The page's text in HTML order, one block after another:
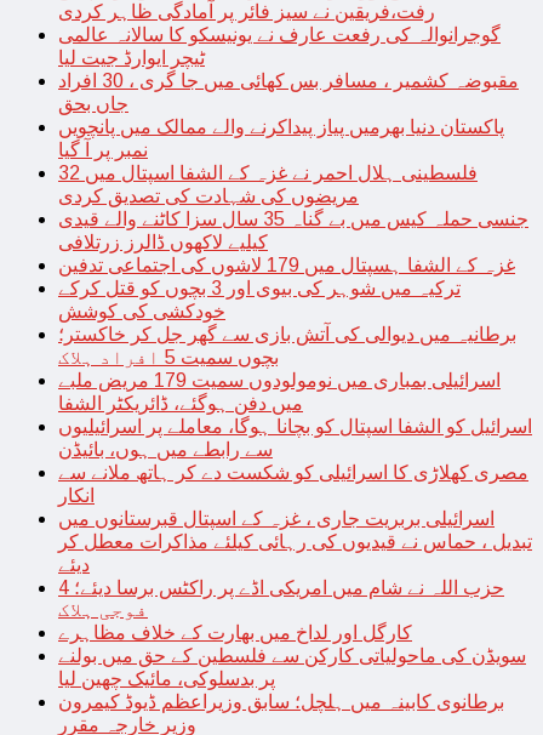
رفت،فریقین نے سیز فائر پر آمادگی ظاہر کردی
گوجرانوالہ کی رفعت عارف نے یونیسکو کا سالانہ عالمی
ٹیچر ایوارڈ جیت لیا
مقبوضہ کشمیر ، مسافر بس کھائی میں جا گری ، 30 افراد
جاں بحق
پاکستان دنیا بھرمیں پیاز پیداکرنے والے ممالک میں پانچویں
نمبر پر آ گیا
فلسطینی ہلال احمر نے غزہ کے الشفا اسپتال میں 32
مریضوں کی شہادت کی تصدیق کردی
جنسی حملہ کیس میں بے گناہ 35 سال سزا کاٹنے والے قیدی
کیلیے لاکھوں ڈالرز زرتلافی
غزہ کے الشفا ہسپتال میں 179 لاشوں کی اجتماعی تدفین
ترکیہ میں شوہر کی بیوی اور 3 بچوں کو قتل کرکے
خودکشی کی کوشش
برطانیہ میں دیوالی کی آتش بازی سے گھر جل کر خاکستر؛
بچوں سمیت 5 افراد ہلاک
اسرائیلی بمباری میں نومولودوں سمیت 179 مریض ملبے
میں دفن ہوگئے، ڈائریکٹر الشفا
اسرائیل کو الشفا اسپتال کو بچانا ہوگا، معاملے پر اسرائیلیوں
سے رابطے میں ہوں، بائیڈن
مصری کھلاڑی کا اسرائیلی کو شکست دے کر ہاتھ ملانے سے
انکار
اسرائیلی بربریت جاری ، غزہ کے اسپتال قبرستانوں میں
تبدیل ، حماس نے قیدیوں کی رہائی کیلئے مذاکرات معطل کر
دیئے
حزب اللہ نے شام میں امریکی اڈے پر راکٹس برسا دیئے؛ 4
فوجی ہلاک
کارگل اور لداخ میں بھارت کے خلاف مظاہرے
سویڈن کی ماحولیاتی کارکن سے فلسطین کے حق میں بولنے
پر بدسلوکی، مائیک چھین لیا
برطانوی کابینہ میں ہلچل؛ سابق وزیراعظم ڈیوڈ کیمرون
وزیر خارجہ مقرر